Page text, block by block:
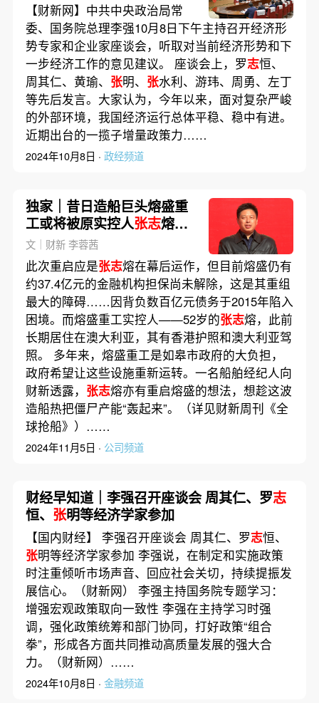
【财新网】中共中央政治局常
委、国务院总理李强10月8日下午主持召开经济形
势专家和企业家座谈会，听取对当前经济形势和下
一步经济工作的意见建议。 座谈会上，罗志恒、
周其仁、黄瑜、 张明、 张水利、游玮、周勇、左丁
等先后发言。大家认为，今年以来，面对复杂严峻
的外部环境，我国经济运行总体平稳、稳中有进。
近期出台的一揽子增量政策力……
2024年10月8日 · 政经频道
独家｜昔日造船巨头熔盛重
工或将被原实控人张志熔重
启
文｜财新 李蓉茜
此次重启应是张志熔在幕后运作，但目前熔盛仍有
约37.4亿元的金融机构担保尚未解除，这是其重组
最大的障碍……因背负数百亿元债务于2015年陷入
困境。而熔盛重工实控人——52岁的张志熔，此前
长期居住在澳大利亚，其有香港护照和澳大利亚驾
照。 多年来，熔盛重工是如皋市政府的大负担，
政府希望让这些设施重新运转。一名船舶经纪人向
财新透露， 张志熔亦有重启熔盛的想法，想趁这波
造船热把僵尸产能“轰起来”。（详见财新周刊《全
球抢船》）……
2024年11月5日 · 公司频道
财经早知道｜李强召开座谈会 周其仁、罗志
恒、 张明等经济学家参加
【国内财经】 李强召开座谈会 周其仁、罗志恒、
张明等经济学家参加 李强说，在制定和实施政策
时注重倾听市场声音、回应社会关切，持续提振发
展信心。（财新网） 李强主持国务院专题学习：
增强宏观政策取向一致性 李强在主持学习时强
调，强化政策统筹和部门协同，打好政策“组合
拳”，形成各方面共同推动高质量发展的强大合
力。（财新网）……
2024年10月8日 · 金融频道